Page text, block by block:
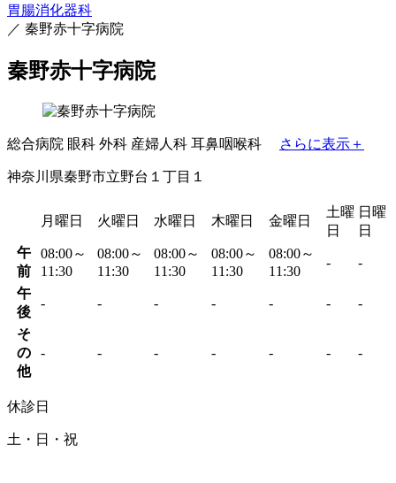
胃腸消化器科
／ 秦野赤十字病院
秦野赤十字病院
総合病院 眼科 外科 産婦人科 耳鼻咽喉科 さらに表示＋
神奈川県秦野市立野台１丁目１
月曜日 火曜日 水曜日 木曜日 金曜日
土曜
日
日曜
日
午
前
08:00～
11:30
08:00～
11:30
08:00～
11:30
08:00～
11:30
08:00～
11:30
- -
午
後
- - - - - - -
そ
の
他
- - - - - - -
休診日
土・日・祝